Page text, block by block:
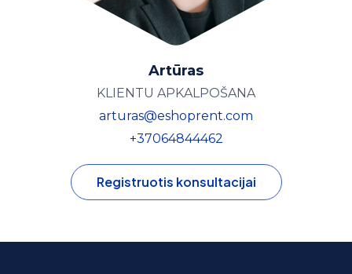
Artūras
KLIENTU APKALPOŠANA
arturas@eshoprent.com
+37064844462
Registruotis konsultacijai